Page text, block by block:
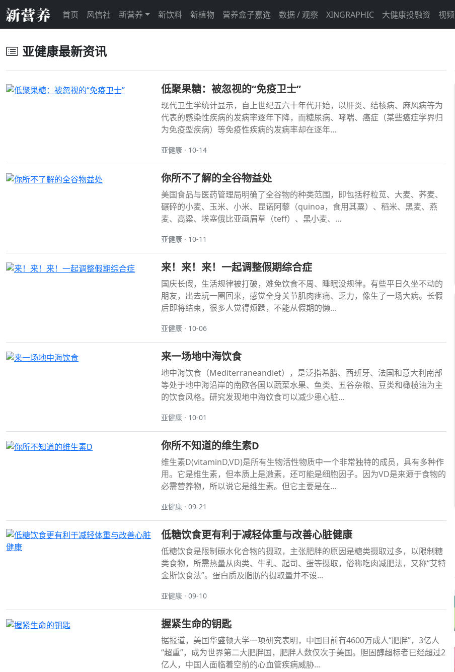
首页 风信社 新营养 新饮料 新植物 营养盒子嘉选 数据 / 观察 XINGRAPHIC 大健康投融资 视频
亚健康最新资讯
低聚果糖：被忽视的“免疫卫士”
现代卫生学统计显示，自上世纪五六十年代开始，以肝炎、结核病、麻风病等为
代表的感染性疾病的发病率逐年下降，而糖尿病、哮喘、癌症（某些癌症学界归
为免疫型疾病）等免疫性疾病的发病率却在逐年...
亚健康 · 10-14
你所不了解的全谷物益处
美国食品与医药管理局明确了全谷物的种类范围，即包括籽粒苋、大麦、荞麦、
碾碎的小麦、玉米、小米、昆诺阿藜（quinoa，食用其粟）、稻米、黑麦、燕
麦、高粱、埃塞俄比亚画眉草（teff）、黑小麦、...
亚健康 · 10-11
来！来！来！一起调整假期综合症
国庆长假，生活规律被打破，难免饮食不周、睡眠没规律。有些平日久坐不动的
朋友，出去玩一圈回来，感觉全身关节肌肉疼痛、乏力，像生了一场大病。长假
后即将结束，很多人觉得烦躁，不能从假期的懒...
亚健康 · 10-06
来一场地中海饮食
地中海饮食（Mediterraneandiet），是泛指希腊、西班牙、法国和意大利南部
等处于地中海沿岸的南欧各国以蔬菜水果、鱼类、五谷杂粮、豆类和橄榄油为主
的饮食风格。研究发现地中海饮食可以减少患心脏...
亚健康 · 10-01
你所不知道的维生素D
维生素D(vitaminD,VD)是所有生物活性物质中一个非常独特的成员，具有多种作
用。它是维生素，但本质上是激素，还可能是细胞因子。因为VD是来源于食物的
必需营养物，所以说它是维生素。但它主要是在...
亚健康 · 09-21
低糖饮食更有利于减轻体重与改善心脏健康
低糖饮食是限制碳水化合物的摄取，主张肥胖的原因是糖类摄取过多，以限制糖
类食物，所需热量从肉类、牛乳、起司、蛋等摄取，俗称吃肉减肥法，又称“艾特
金斯饮食法”。蛋白质及脂肪的摄取量并不设...
亚健康 · 09-10
握紧生命的钥匙
据报道，美国华盛顿大学一项研究表明，中国目前有4600万成人“肥胖”，3亿人
“超重”，成为世界第二大肥胖国，肥胖人数仅次于美国。胆固醇超标者已经超过2
亿人，中国人面临着空前的心血管疾病威胁...